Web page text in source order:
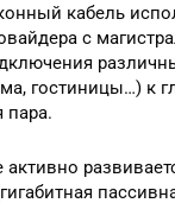
кабель
с
гостиницы…) к
пара.